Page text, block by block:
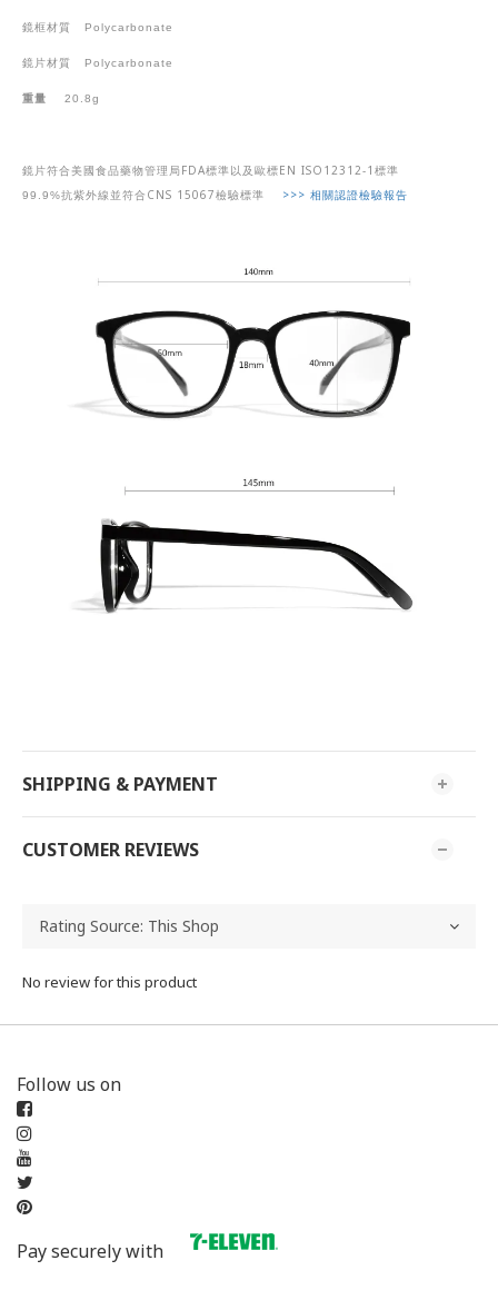
鏡框材質 Polycarbonate
鏡片材質 Polycarbonate
重量 20.8g
鏡片符合美國食品藥物管理局 FDA標準以及歐標EN ISO12312-1 標準
99.9%抗紫外線並符合 CNS 15067檢驗標準 >>> 相關認證檢驗報告
SHIPPING & PAYMENT
CUSTOMER REVIEWS
No review for this product
Follow us on
Pay securely with